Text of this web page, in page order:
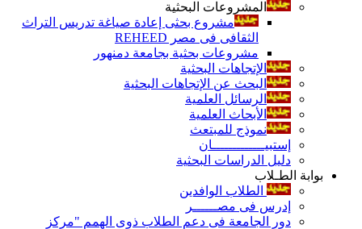
المشروعات البحثية
مشروع بحثى إعادة صياغة تدريس التراث
الثقافى فى مصر REHEED
مشروعات بحثية بجامعة دمنهور
الإتجاهات البحثية
البحث عن الإتجاهات البحثية
الرسائل العلمية
الأبحاث العلمية
نموذج للمبتعث
إستبيـــــــــــــان
دليل الدراسات البحثية
بوابة الطـلاب
الطلاب الوافدين
إدرس فى مصــــــر
دور الجامعة فى دعم الطلاب ذوى الهمم "مركز